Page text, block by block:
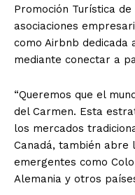
Promoción Turística de
asociaciones
como Airbnb
mediante conectar a
“Queremos que el
del Carmen. Esta
los mercados
Canadá, también abre
emergentes como
Alemania y otros